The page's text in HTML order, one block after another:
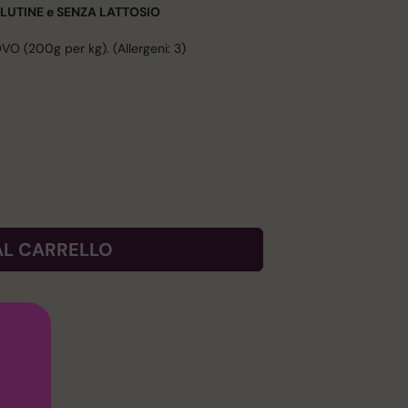
e SENZA LATTOSIO
(200g per kg). (Allergeni: 3)
CARRELLO